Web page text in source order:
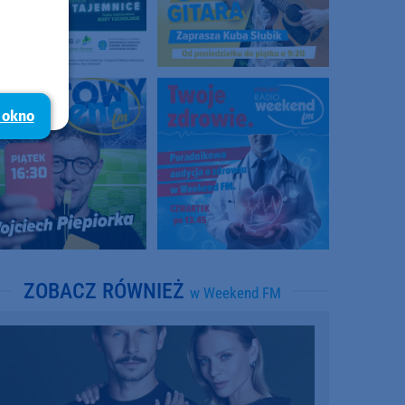
ZOBACZ RÓWNIEŻ w Weekend FM